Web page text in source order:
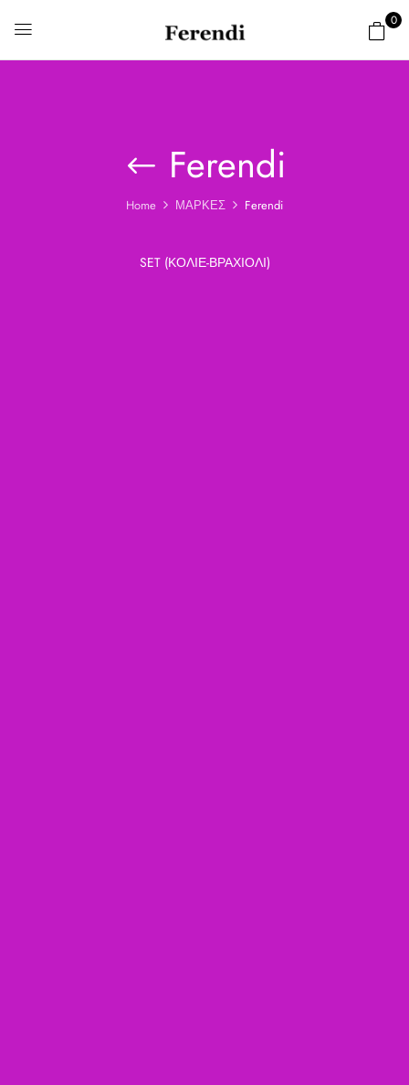
0
Ferendi
Home ΜΑΡΚΕΣ Ferendi
SET (ΚΟΛΙΈ-ΒΡΑΧΙΌΛΙ)